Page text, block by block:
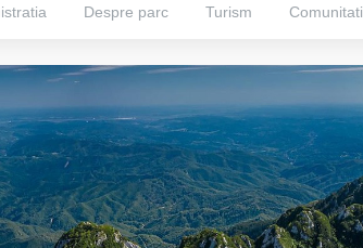
Despre parc Turism Comunitati